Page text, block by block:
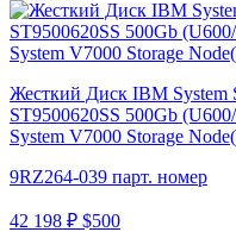
Жесткий Диск IBM System
ST9500620SS 500Gb
System V7000 Storage
9RZ264-039 парт. номер
42 198 ₽ $500